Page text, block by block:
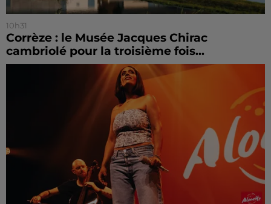
10h31
Corrèze : le Musée Jacques Chirac
cambriolé pour la troisième fois...